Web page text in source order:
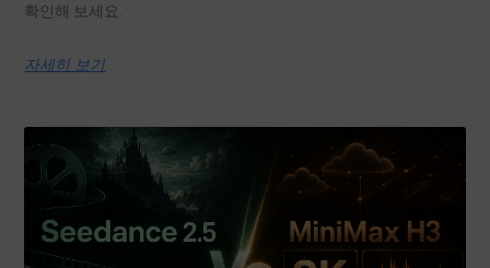
확인해 보세요.
자세히 보기